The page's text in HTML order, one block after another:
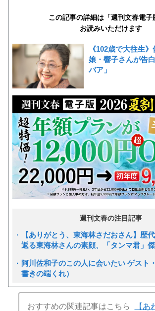
この記事の詳細は「週刊文春電子
お読みいただけます
《102歳で大往生
娘・響子さんが告
バア」
週刊文春の注目記事
【ありがとう、東海林さだおさん】歴
返る東海林さんの素顔、「タンマ君」
阿川佐和子のこの人に会いたい ゲスト
書きの端くれ）
おすすめの関連記事はこちら
【あ